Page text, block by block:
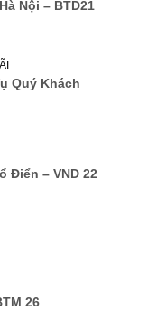
Nội – BTD21
Quý Khách
Điển – VND 22
26